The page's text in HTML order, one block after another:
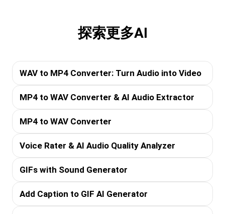
探索更多AI
WAV to MP4 Converter: Turn Audio into Video
MP4 to WAV Converter & AI Audio Extractor
MP4 to WAV Converter
Voice Rater & AI Audio Quality Analyzer
GIFs with Sound Generator
Add Caption to GIF AI Generator